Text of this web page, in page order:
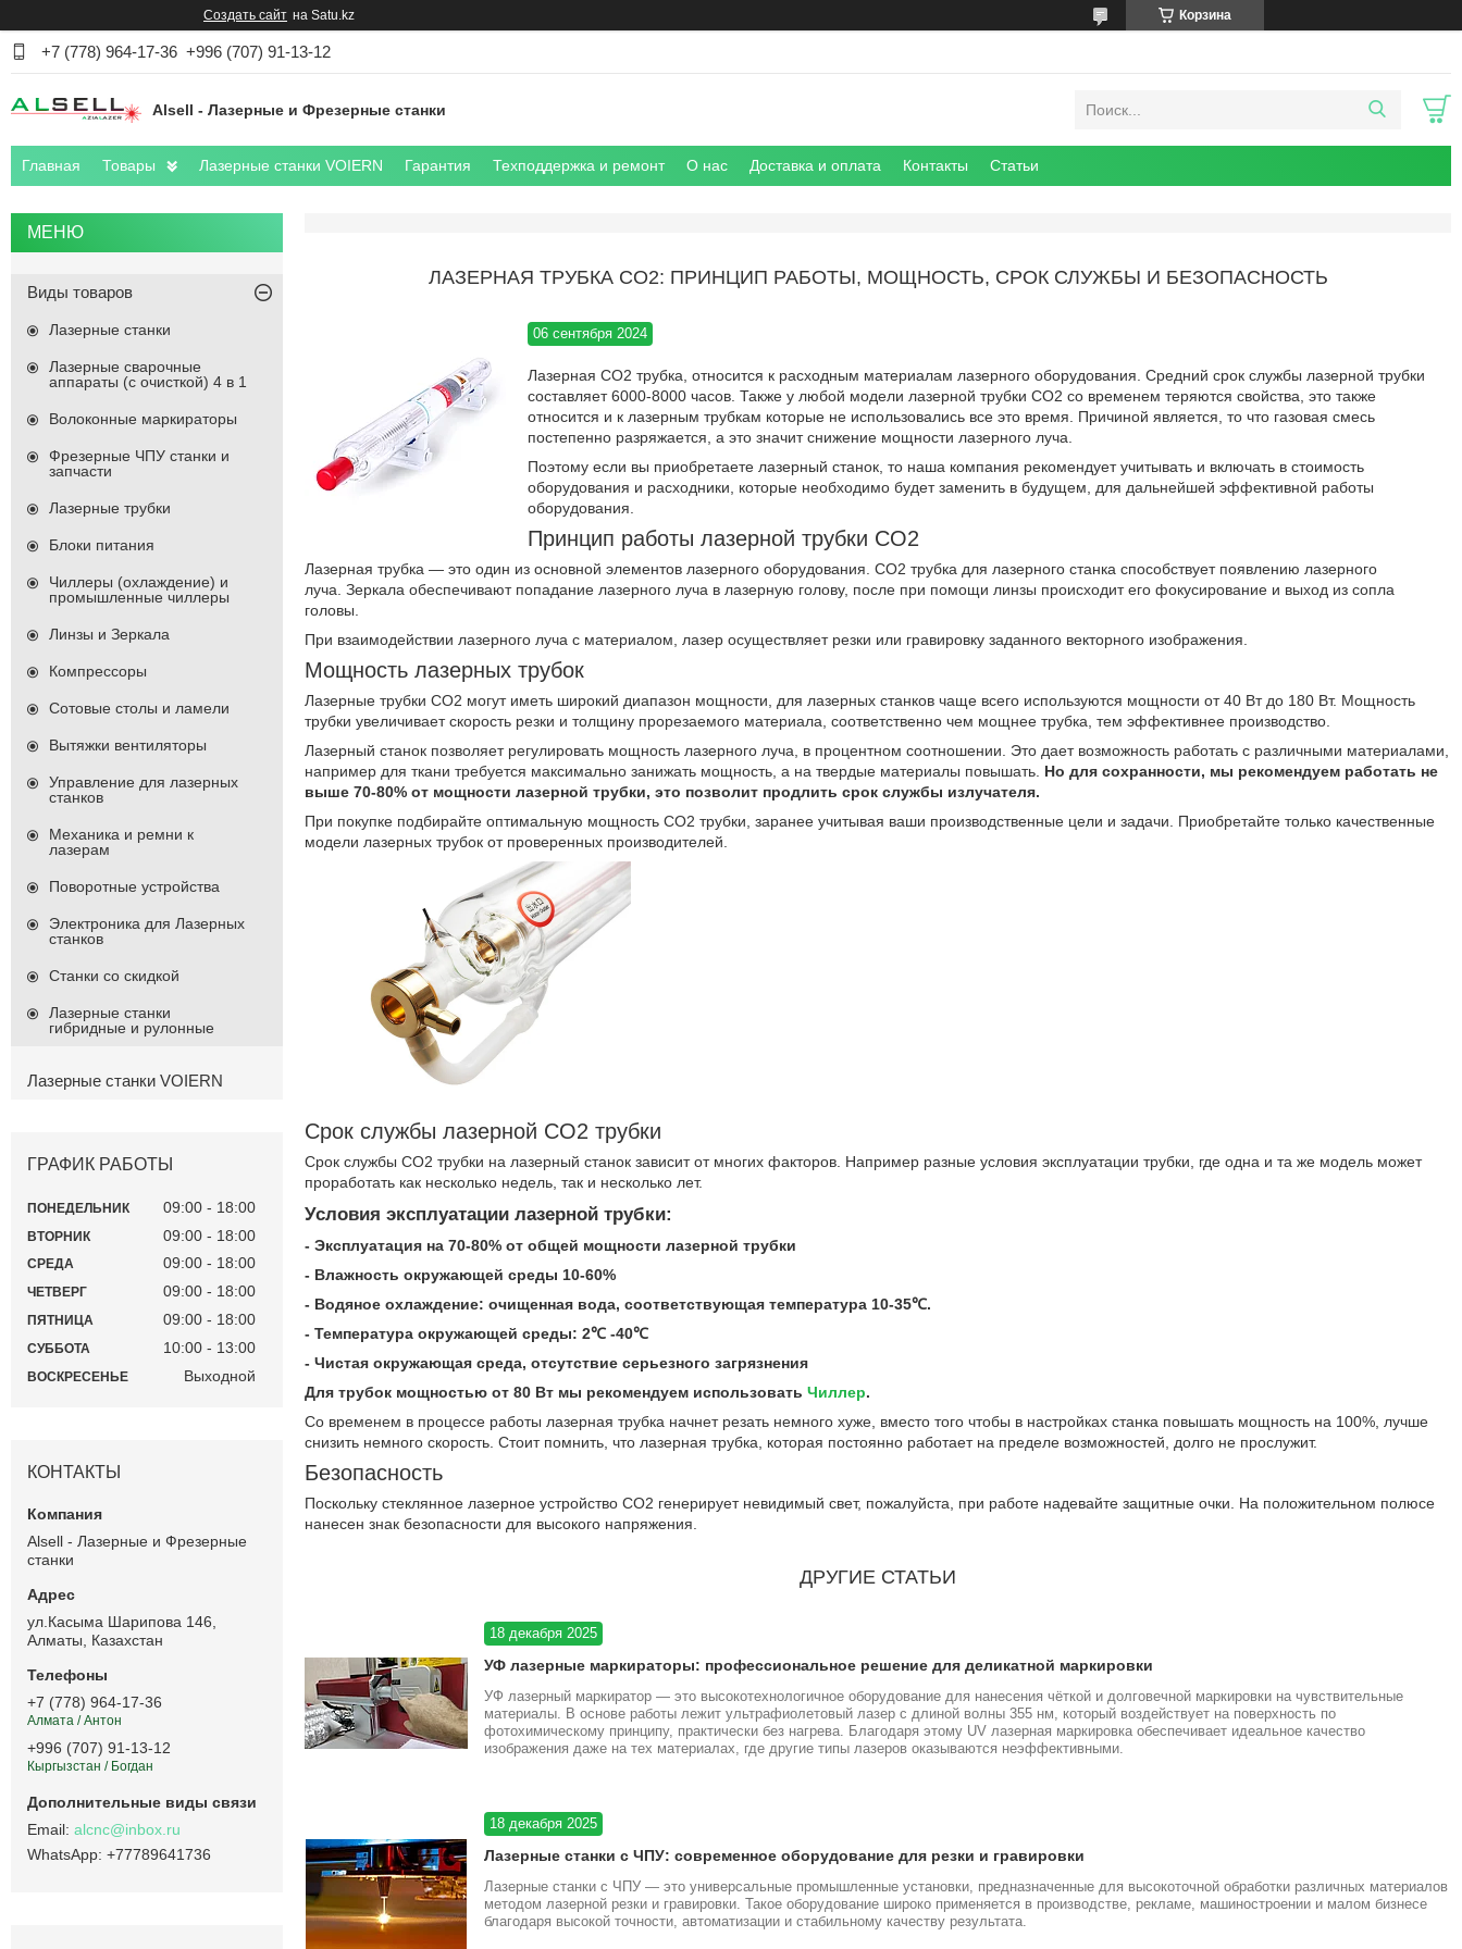
Создать сайт на Satu.kz Корзина
+7 (778) 964-17-36 +996 (707) 91-13-12
Alsell - Лазерные и Фрезерные станки
Главная Товары Лазерные станки VOIERN Гарантия Техподдержка и ремонт О нас Доставка и оплата Контакты Статьи
ЛАЗЕРНАЯ ТРУБКА СО2: ПРИНЦИП РАБОТЫ, МОЩНОСТЬ, СРОК СЛУЖБЫ И БЕЗОПАСНОСТЬ
06 сентября 2024
Лазерная CO2 трубка, относится к расходным материалам лазерного оборудования. Средний срок службы лазерной трубки
составляет 6000-8000 часов. Также у любой модели лазерной трубки СО2 со временем теряются свойства, это также
относится и к лазерным трубкам которые не использовались все это время. Причиной является, то что газовая смесь
постепенно разряжается, а это значит снижение мощности лазерного луча.
Поэтому если вы приобретаете лазерный станок, то наша компания рекомендует учитывать и включать в стоимость
оборудования и расходники, которые необходимо будет заменить в будущем, для дальнейшей эффективной работы
оборудования.
Принцип работы лазерной трубки СО2
Лазерная трубка — это один из основной элементов лазерного оборудования. СО2 трубка для лазерного станка способствует появлению лазерного
луча. Зеркала обеспечивают попадание лазерного луча в лазерную голову, после при помощи линзы происходит его фокусирование и выход из сопла
головы.
При взаимодействии лазерного луча с материалом, лазер осуществляет резки или гравировку заданного векторного изображения.
Мощность лазерных трубок
Лазерные трубки СО2 могут иметь широкий диапазон мощности, для лазерных станков чаще всего используются мощности от 40 Вт до 180 Вт. Мощность
трубки увеличивает скорость резки и толщину прорезаемого материала, соответственно чем мощнее трубка, тем эффективнее производство.
Лазерный станок позволяет регулировать мощность лазерного луча, в процентном соотношении. Это дает возможность работать с различными материалами,
например для ткани требуется максимально занижать мощность, а на твердые материалы повышать. Но для сохранности, мы рекомендуем работать не
выше 70-80% от мощности лазерной трубки, это позволит продлить срок службы излучателя.
При покупке подбирайте оптимальную мощность СО2 трубки, заранее учитывая ваши производственные цели и задачи. Приобретайте только качественные
модели лазерных трубок от проверенных производителей.
Срок службы лазерной CO2 трубки
Срок службы СО2 трубки на лазерный станок зависит от многих факторов. Например разные условия эксплуатации трубки, где одна и та же модель может
проработать как несколько недель, так и несколько лет.
Условия эксплуатации лазерной трубки:
- Эксплуатация на 70-80% от общей мощности лазерной трубки
- Влажность окружающей среды 10-60%
- Водяное охлаждение: очищенная вода, соответствующая температура 10-35℃.
- Температура окружающей среды: 2℃ -40℃
- Чистая окружающая среда, отсутствие серьезного загрязнения
Для трубок мощностью от 80 Вт мы рекомендуем использовать Чиллер.
Со временем в процессе работы лазерная трубка начнет резать немного хуже, вместо того чтобы в настройках станка повышать мощность на 100%, лучше
снизить немного скорость. Стоит помнить, что лазерная трубка, которая постоянно работает на пределе возможностей, долго не прослужит.
Безопасность
Поскольку стеклянное лазерное устройство CO2 генерирует невидимый свет, пожалуйста, при работе надевайте защитные очки. На положительном полюсе
нанесен знак безопасности для высокого напряжения.
ДРУГИЕ СТАТЬИ
18 декабря 2025
УФ лазерные маркираторы: профессиональное решение для деликатной маркировки
УФ лазерный маркиратор — это высокотехнологичное оборудование для нанесения чёткой и долговечной маркировки на чувствительные
материалы. В основе работы лежит ультрафиолетовый лазер с длиной волны 355 нм, который воздействует на поверхность по
фотохимическому принципу, практически без нагрева. Благодаря этому UV лазерная маркировка обеспечивает идеальное качество
изображения даже на тех материалах, где другие типы лазеров оказываются неэффективными.
18 декабря 2025
Лазерные станки с ЧПУ: современное оборудование для резки и гравировки
Лазерные станки с ЧПУ — это универсальные промышленные установки, предназначенные для высокоточной обработки различных материалов
методом лазерной резки и гравировки. Такое оборудование широко применяется в производстве, рекламе, машиностроении и малом бизнесе
благодаря высокой точности, автоматизации и стабильному качеству результата.
Виды товаров
Лазерные станки
Лазерные сварочные
аппараты (с очисткой) 4 в 1
Волоконные маркираторы
Фрезерные ЧПУ станки и
запчасти
Лазерные трубки
Блоки питания
Чиллеры (охлаждение) и
промышленные чиллеры
Линзы и Зеркала
Компрессоры
Сотовые столы и ламели
Вытяжки вентиляторы
Управление для лазерных
станков
Механика и ремни к
лазерам
Поворотные устройства
Электроника для Лазерных
станков
Станки со скидкой
Лазерные станки
гибридные и рулонные
Лазерные станки VOIERN
ГРАФИК РАБОТЫ
ПОНЕДЕЛЬНИК 09:00 18:00
ВТОРНИК 09:00 18:00
СРЕДА 09:00 18:00
ЧЕТВЕРГ 09:00 18:00
ПЯТНИЦА 09:00 18:00
СУББОТА 10:00 13:00
ВОСКРЕСЕНЬЕ Выходной
КОНТАКТЫ
Alsell - Лазерные и Фрезерные
станки
ул.Касыма Шарипова 146,
Алматы, Казахстан
+7 (778) 964-17-36
Алмата / Антон
+996 (707) 91-13-12
Кыргызстан / Богдан
alcnc@inbox.ru
+77789641736